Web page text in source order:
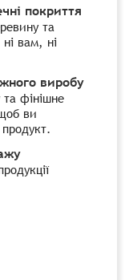
покриття
та
вам, ні
виробу
фінішне
ви